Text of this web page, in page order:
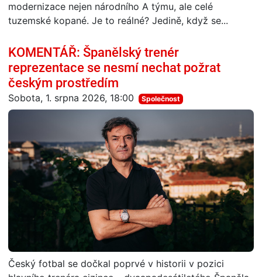
modernizace nejen národního A týmu, ale celé
tuzemské kopané. Je to reálné? Jedině, když se...
KOMENTÁŘ: Španělský trenér
reprezentace se nesmí nechat požrat
českým prostředím
Sobota, 1. srpna 2026, 18:00 Společnost
Český fotbal se dočkal poprvé v historii v pozici